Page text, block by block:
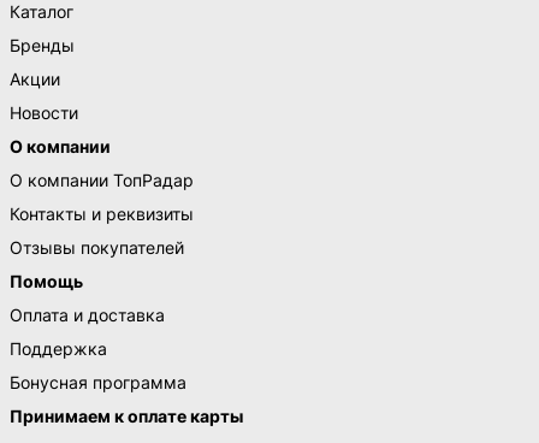
Каталог
Бренды
Акции
Новости
О компании
О компании ТопРадар
Контакты и реквизиты
Отзывы покупателей
Помощь
Оплата и доставка
Поддержка
Бонусная программа
Принимаем к оплате карты